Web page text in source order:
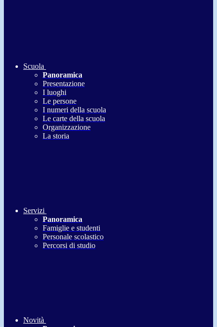
Scuola
Panoramica
Presentazione
I luoghi
Le persone
I numeri della scuola
Le carte della scuola
Organizzazione
La storia
Servizi
Panoramica
Famiglie e studenti
Personale scolastico
Percorsi di studio
Novità